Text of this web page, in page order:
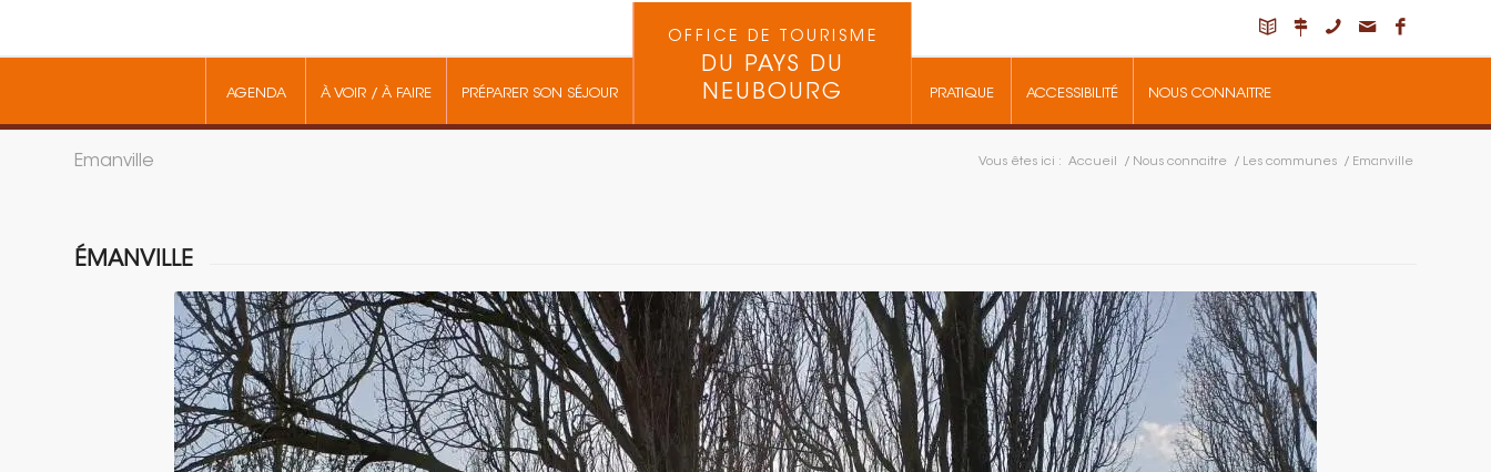
AGENDA À VOIR / À FAIRE PRÉPARER SON SÉJOUR
OFFICE DE TOURISME
DU PAYS DU
NEUBOURG
PRATIQUE ACCESSIBILITÉ NOUS CONNAITRE
Emanville Vous êtes ici : Accueil / Nous connaitre / Les communes / Emanville
ÉMANVILLE